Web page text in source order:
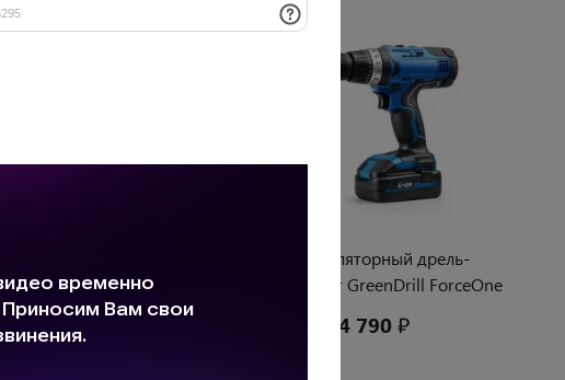
MaxPro
5 490 ₽
Аккумуляторный дрель-
шуруповёрт GreenDrill ForceOne
4 790 ₽